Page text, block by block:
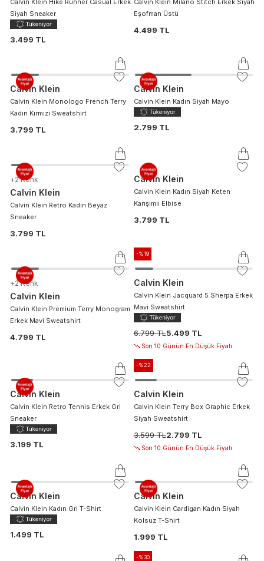
Calvin Klein Hike Runner Casual Erkek
Siyah Sneaker
3.499 TL
Calvin Klein Milano Stitch Erkek Siyah
Eşofman Üstü
4.499 TL
Calvin Klein
Calvin Klein Monologo French Terry
Kadın Kırmızı Sweatshirt
3.799 TL
Calvin Klein
Calvin Klein Kadın Siyah Mayo
2.799 TL
+2 Renk
Calvin Klein
Calvin Klein Retro Kadın Beyaz
Sneaker
3.799 TL
Calvin Klein
Calvin Klein Kadın Siyah Keten
Karışımlı Elbise
3.799 TL
+2 Renk
Calvin Klein
Calvin Klein Premium Terry Monogram
Erkek Mavi Sweatshirt
4.799 TL
-%19
Calvin Klein
Calvin Klein Jacquard 5 Sherpa Erkek
Mavi Sweatshirt
6.799 TL5.499 TL
Son 10 Günün En Düşük Fiyatı
Calvin Klein
Calvin Klein Retro Tennis Erkek Gri
Sneaker
3.199 TL
-%22
Calvin Klein
Calvin Klein Terry Box Graphic Erkek
Siyah Sweatshirt
3.599 TL2.799 TL
Son 10 Günün En Düşük Fiyatı
Calvin Klein
Calvin Klein Kadın Gri T-Shirt
1.499 TL
Calvin Klein
Calvin Klein Cardigan Kadın Siyah
Kolsuz T-Shirt
1.999 TL
-%30